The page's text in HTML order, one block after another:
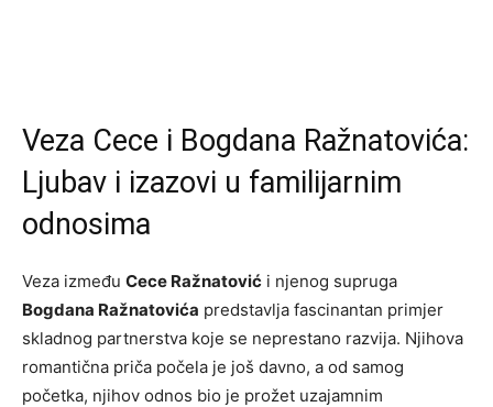
Veza Cece i Bogdana Ražnatovića:
Ljubav i izazovi u familijarnim
odnosima
Veza između Cece Ražnatović i njenog supruga
Bogdana Ražnatovića predstavlja fascinantan primjer
skladnog partnerstva koje se neprestano razvija. Njihova
romantična priča počela je još davno, a od samog
početka, njihov odnos bio je prožet uzajamnim